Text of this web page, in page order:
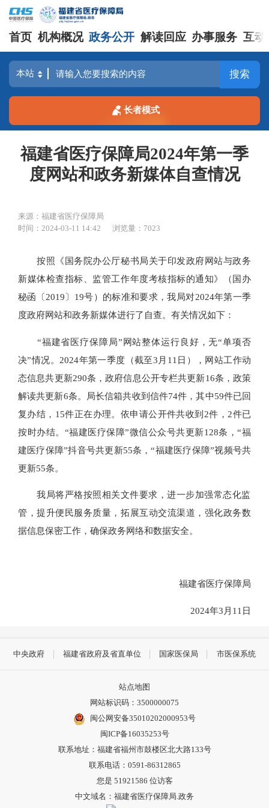
首页 机构概况 政务公开 解读回应 办事服务 互动
搜索
长者模式
福建省医疗保障局2024年第一季
度网站和政务新媒体自查情况
来源：福建省医疗保障局
时间：2024-03-11 14:42
浏览量：7023
按照《国务院办公厅秘书局关于印发政府网站与政务
新媒体检查指标、监管工作年度考核指标的通知》（国办
秘函〔2019〕19号）的标准和要求，我局对2024年第一季
度政府网站和政务新媒体进行了自查。有关情况如下：
“福建省医疗保障局”网站整体运行良好，无“单项否
决”情况。2024年第一季度（截至3月11日），网站工作动
态信息共更新290条，政府信息公开专栏共更新16条，政策
解读共更新6条。局长信箱共收到信件74件，其中59件已回
复办结，15件正在办理。依申请公开件共收到2件，2件已
按时办结。“福建医疗保障”微信公众号共更新128条，“福
建医疗保障”抖音号共更新55条，“福建医疗保障”视频号共
更新55条。
我局将严格按照相关文件要求，进一步加强常态化监
管，提升便民服务质量，拓展互动交流渠道，强化政务数
据信息保密工作，确保政务网络和数据安全。
福建省医疗保障局
2024年3月11日
中央政府 福建省政府及省直单位 国家医保局 市医保系统
站点地图
网站标识码：3500000075
闽公网安备35010202000953号
闽ICP备16035253号
联系地址：福建省福州市鼓楼区北大路133号
联系电话：0591-86312865
您是 51921586 位访客
中文域名：福建省医疗保障局.政务